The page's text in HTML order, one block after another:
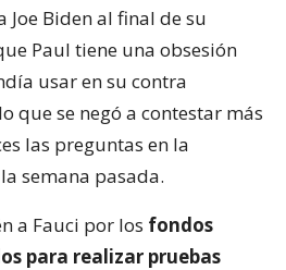
Biden al final de su
Paul tiene una obsesión
usar en su contra
que se negó a contestar más
las preguntas en la
semana pasada.
a Fauci por los fondos
para realizar pruebas